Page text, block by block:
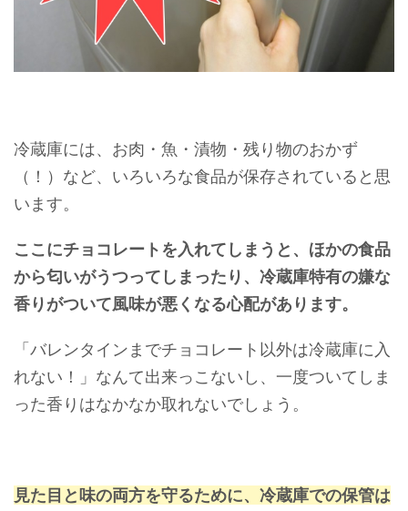
冷蔵庫には、お肉・魚・漬物・残り物のおかず
（！）など、いろいろな食品が保存されていると思
います。
ここにチョコレートを入れてしまうと、ほかの食品
から匂いがうつってしまったり、冷蔵庫特有の嫌な
香りがついて風味が悪くなる心配があります。
「バレンタインまでチョコレート以外は冷蔵庫に入
れない！」なんて出来っこないし、一度ついてしま
った香りはなかなか取れないでしょう。
見た目と味の両方を守るために、冷蔵庫での保管は